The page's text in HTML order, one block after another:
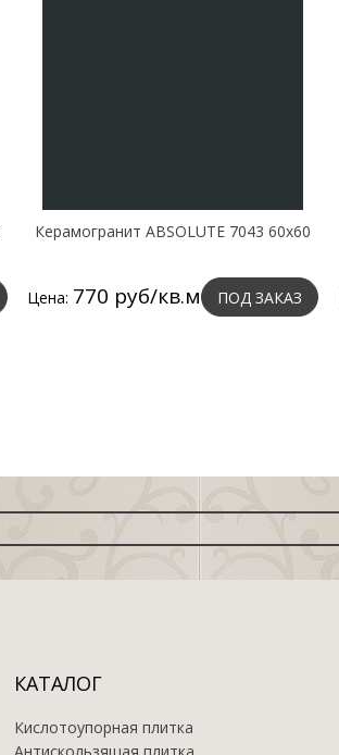
Керамогранит ABSOLUTE 7043 60х60
Цена: 770 руб/кв.м ПОД ЗАКАЗ
КАТАЛОГ
Кислотоупорная плитка